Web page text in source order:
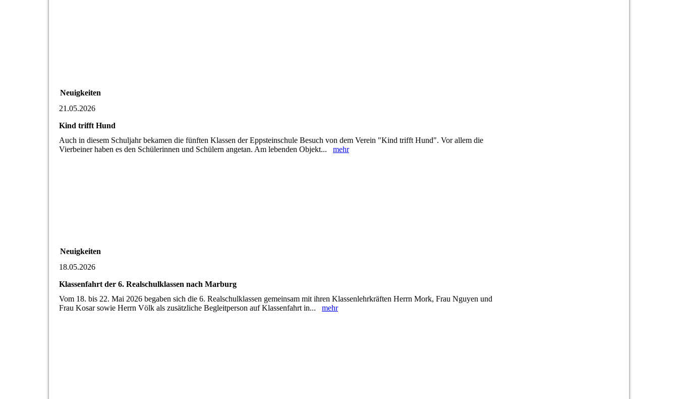
Neuigkeiten
21.05.2026
Kind trifft Hund
Auch in diesem Schuljahr bekamen die fünften Klassen der Eppsteinschule Besuch von dem Verein "Kind trifft Hund". Vor allem die
Vierbeiner haben es den Schülerinnen und Schülern angetan. Am lebenden Objekt... mehr
Neuigkeiten
18.05.2026
Klassenfahrt der 6. Realschulklassen nach Marburg
Vom 18. bis 22. Mai 2026 begaben sich die 6. Realschulklassen gemeinsam mit ihren Klassenlehrkräften Herrn Mork, Frau Nguyen und
Frau Kosar sowie Herrn Völk als zusätzliche Begleitperson auf Klassenfahrt in... mehr